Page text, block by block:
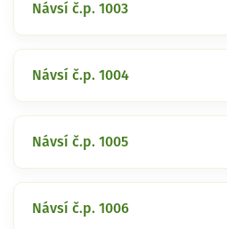
Návsí č.p. 1003
Návsí č.p. 1004
Návsí č.p. 1005
Návsí č.p. 1006